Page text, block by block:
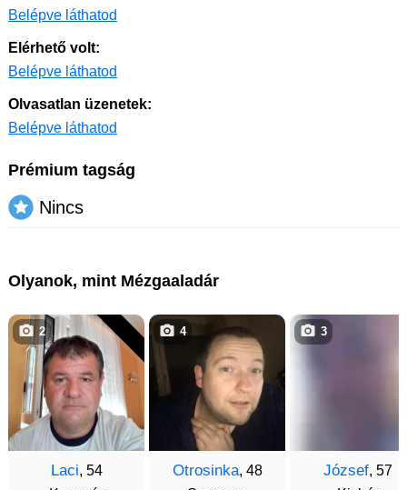
Belépve láthatod
Elérhető volt:
Belépve láthatod
Olvasatlan üzenetek:
Belépve láthatod
Prémium tagság
Nincs
Olyanok, mint Mézgaaladár
Laci, 54
2
Otrosinka, 48
4
József, 57
3